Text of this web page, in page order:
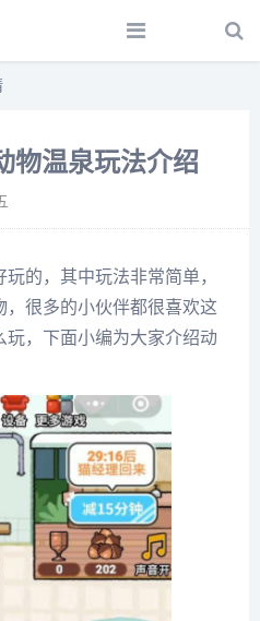
物温泉玩法介绍
的，其中玩法非常简单，
很多的小伙伴都很喜欢这
，下面小编为大家介绍动